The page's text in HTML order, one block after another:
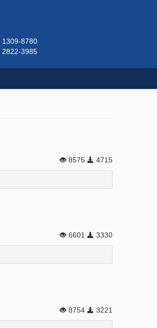
1309-8780
2822-3985
8575 4715
6601 3330
8754 3221